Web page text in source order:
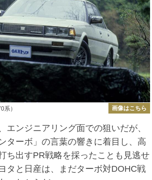
系） 画像はこちら
ンジニアリング面での狙いだが、
ターボ」の言葉の響きに着目し、高
ち出すPR戦略を採ったことも見逃せ
タと日産は、まだターボ対DOHC戦